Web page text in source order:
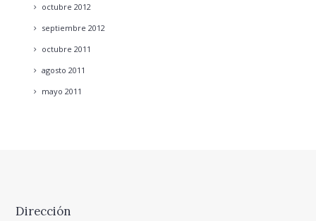
octubre 2012
septiembre 2012
octubre 2011
agosto 2011
mayo 2011
Dirección